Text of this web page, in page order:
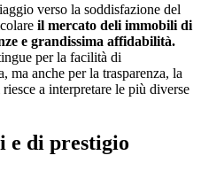
verso la soddisfazione del
il mercato deli immobili di
e grandissima affidabilità.
per la facilità di
ma anche per la trasparenza, la
a interpretare le più diverse
e di prestigio